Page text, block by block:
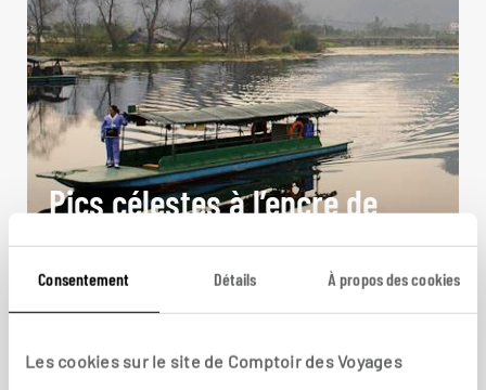
Consentement Détails À propos des cookies
Les cookies sur le site de Comptoir des Voyages
Pics célestes à l’encre de
Chine
Circuit à travers les montagnes et rizières du Sud
de la Chine.
10 jours / 7 nuits